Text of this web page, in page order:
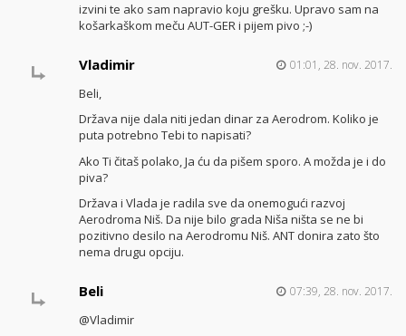
izvini te ako sam napravio koju grešku. Upravo sam na
košarkaškom meču AUT-GER i pijem pivo ;-)
Vladimir 01:01, 28. nov. 2017.
Beli,
Država nije dala niti jedan dinar za Aerodrom. Koliko je
puta potrebno Tebi to napisati?
Ako Ti čitaš polako, Ja ću da pišem sporo. A možda je i do
piva?
Država i Vlada je radila sve da onemogući razvoj
Aerodroma Niš. Da nije bilo grada Niša ništa se ne bi
pozitivno desilo na Aerodromu Niš. ANT donira zato što
nema drugu opciju.
Beli 07:39, 28. nov. 2017.
@Vladimir